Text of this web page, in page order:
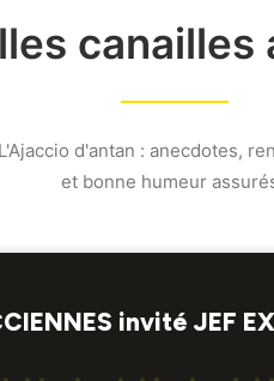
canailles
d'antan : anecdotes,
et bonne humeur